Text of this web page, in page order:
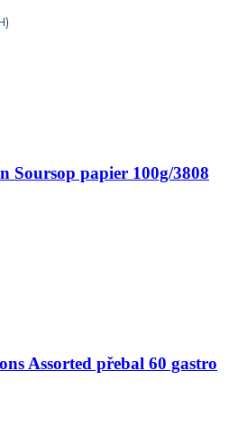
Soursop papier 100g/3808
Assorted přebal 60 gastro